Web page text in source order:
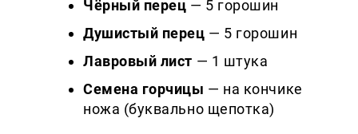
Чёрный перец — 5 горошин
Душистый перец — 5 горошин
Лавровый лист — 1 штука
Семена горчицы — на кончике
ножа (буквально щепотка)